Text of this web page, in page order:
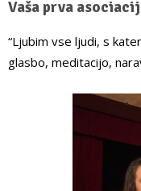
Vaša prva
“Ljubim vse ljudi, s
glasbo, meditacijo,